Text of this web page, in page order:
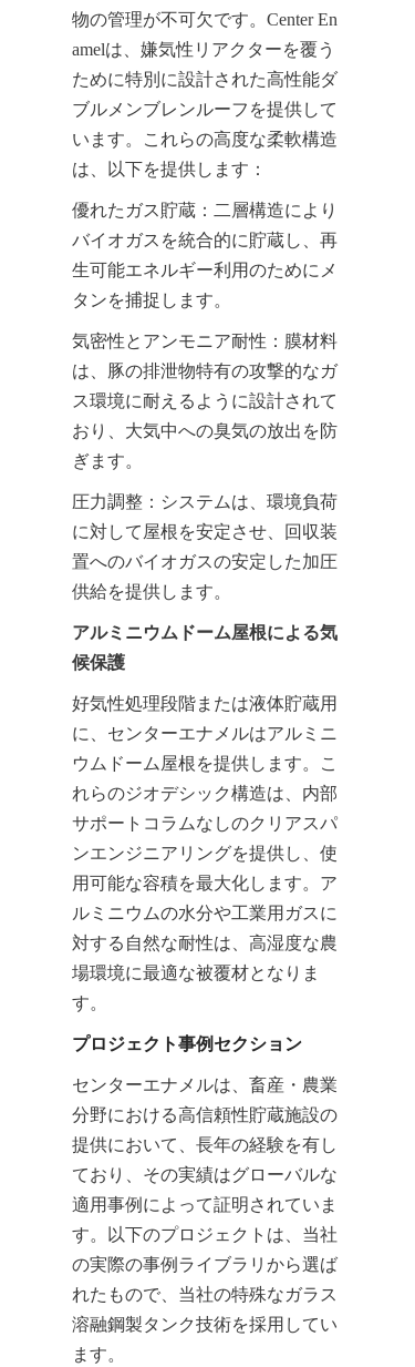
物の管理が不可欠です。Center En
amelは、嫌気性リアクターを覆う
ために特別に設計された高性能ダ
ブルメンブレンルーフを提供して
います。これらの高度な柔軟構造
は、以下を提供します：
優れたガス貯蔵：二層構造により
バイオガスを統合的に貯蔵し、再
生可能エネルギー利用のためにメ
タンを捕捉します。
気密性とアンモニア耐性：膜材料
は、豚の排泄物特有の攻撃的なガ
ス環境に耐えるように設計されて
おり、大気中への臭気の放出を防
ぎます。
圧力調整：システムは、環境負荷
に対して屋根を安定させ、回収装
置へのバイオガスの安定した加圧
供給を提供します。
アルミニウムドーム屋根による気
候保護
好気性処理段階または液体貯蔵用
に、センターエナメルはアルミニ
ウムドーム屋根を提供します。こ
れらのジオデシック構造は、内部
サポートコラムなしのクリアスパ
ンエンジニアリングを提供し、使
用可能な容積を最大化します。ア
ルミニウムの水分や工業用ガスに
対する自然な耐性は、高湿度な農
場環境に最適な被覆材となりま
す。
プロジェクト事例セクション
センターエナメルは、畜産・農業
分野における高信頼性貯蔵施設の
提供において、長年の経験を有し
ており、その実績はグローバルな
適用事例によって証明されていま
す。以下のプロジェクトは、当社
の実際の事例ライブラリから選ば
れたもので、当社の特殊なガラス
溶融鋼製タンク技術を採用してい
ます。